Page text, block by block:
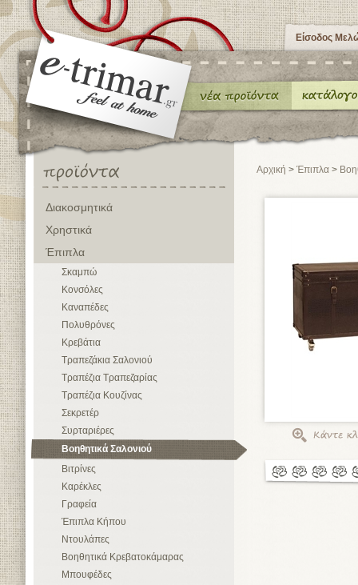
Είσοδος
Διακοσμητικά
Χρηστικά
Έπιπλα
Σκαμπώ
Κονσόλες
Καναπέδες
Πολυθρόνες
Κρεβάτια
Τραπεζάκια Σαλονιού
Τραπέζια Τραπεζαρίας
Τραπέζια Κουζίνας
Σεκρετέρ
Συρταριέρες
Βοηθητικά Σαλονιού
Βιτρίνες
Καρέκλες
Γραφεία
Έπιπλα Κήπου
Ντουλάπες
Βοηθητικά Κρεβατοκάμαρας
Μπουφέδες
Αρχική > Έπιπλα >